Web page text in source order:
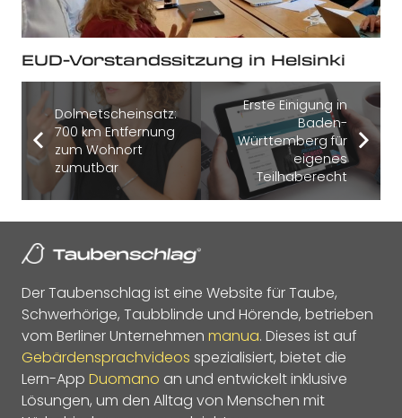
EUD-Vorstandssitzung in Helsinki
Dolmetscheinsatz:
700 km Entfernung
zum Wohnort
zumutbar
Erste Einigung in
Baden-
Württemberg für
eigenes
Teilhaberecht
Der Taubenschlag ist eine Website für Taube,
Schwerhörige, Taubblinde und Hörende, betrieben
vom Berliner Unternehmen manua. Dieses ist auf
Gebärdensprachvideos spezialisiert, bietet die
Lern-App Duomano an und entwickelt inklusive
Lösungen, um den Alltag von Menschen mit